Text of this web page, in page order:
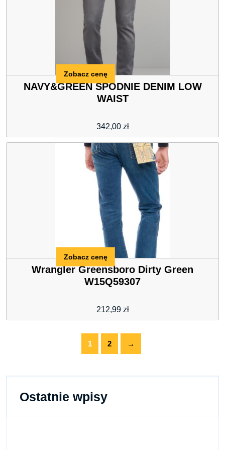
NAVY&GREEN SPODNIE DENIM LOW
WAIST
342,00 zł
Zobacz cenę
Wrangler Greensboro Dirty Green
W15Q59307
212,99 zł
Zobacz cenę
1 2 →
Ostatnie wpisy